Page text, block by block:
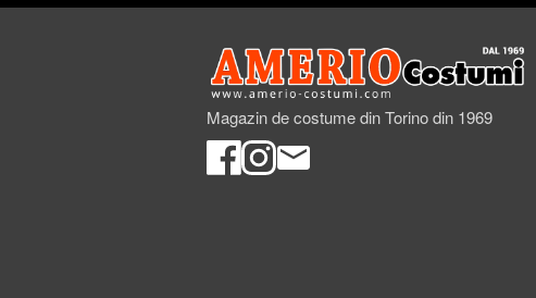
Magazin de costume din Torino din 1969